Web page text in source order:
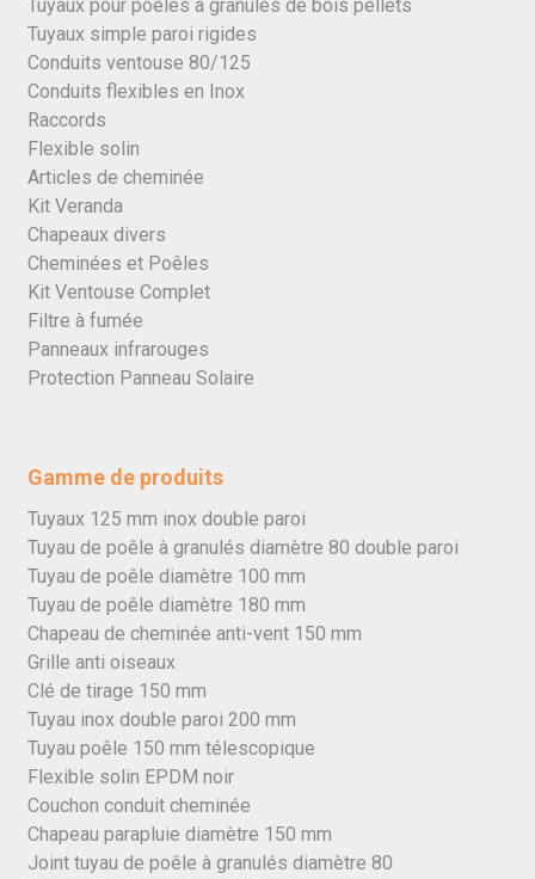
Tuyaux pour poêles à granulés de bois pellets
Tuyaux simple paroi rigides
Conduits ventouse 80/125
Conduits flexibles en Inox
Raccords
Flexible solin
Articles de cheminée
Kit Veranda
Chapeaux divers
Cheminées et Poêles
Kit Ventouse Complet
Filtre à fumée
Panneaux infrarouges
Protection Panneau Solaire
Gamme de produits
Tuyaux 125 mm inox double paroi
Tuyau de poêle à granulés diamètre 80 double paroi
Tuyau de poêle diamètre 100 mm
Tuyau de poêle diamètre 180 mm
Chapeau de cheminée anti-vent 150 mm
Grille anti oiseaux
Clé de tirage 150 mm
Tuyau inox double paroi 200 mm
Tuyau poêle 150 mm télescopique
Flexible solin EPDM noir
Couchon conduit cheminée
Chapeau parapluie diamètre 150 mm
Joint tuyau de poêle à granulés diamètre 80